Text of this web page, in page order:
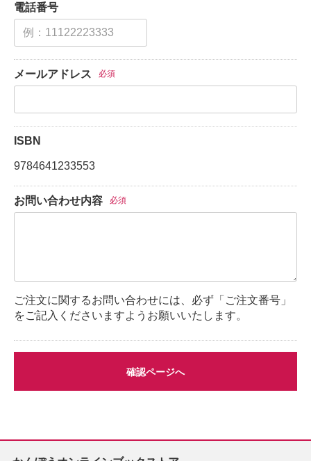
電話番号
メールアドレス 必須
ISBN
9784641233553
お問い合わせ内容 必須
ご注文に関するお問い合わせには、必ず「ご注文番号」
をご記入くださいますようお願いいたします。
確認ページへ